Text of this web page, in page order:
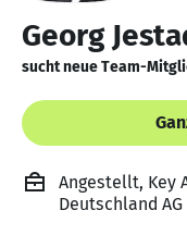
Georg
sucht neue Team-
Angestellt, Key
Deutschland AG